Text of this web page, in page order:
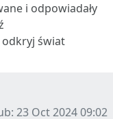
i odpowiadały
odkryj świat
23 Oct 2024 09:02